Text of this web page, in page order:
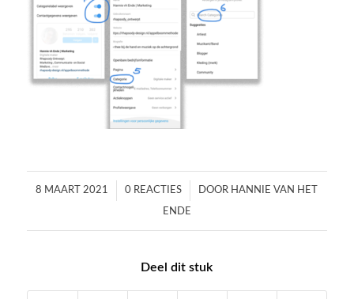
8 MAART 2021
/ 0 REACTIES
/ DOOR HANNIE VAN HET
ENDE
Deel dit stuk